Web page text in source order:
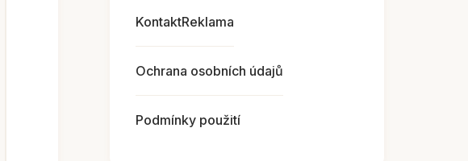
KontaktReklama
Ochrana osobních údajů
Podmínky použití